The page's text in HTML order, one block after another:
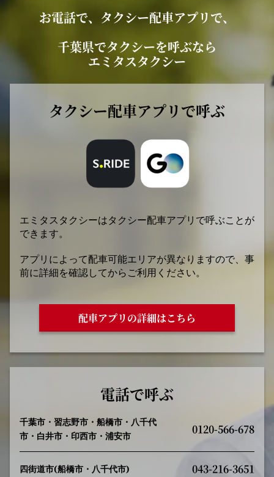
お電話で、タクシー配車アプリで、
千葉県でタクシーを呼ぶなら
エミタスタクシー
タクシー配車アプリで呼ぶ
エミタスタクシーはタクシー配車アプリで呼ぶことが
できます。
アプリによって配車可能エリアが異なりますので、事
前に詳細を確認してからご利用ください。
配車アプリの詳細はこちら
電話で呼ぶ
千葉市・習志野市・船橋市・八千代
市・白井市・印西市・浦安市
0120-566-678
四街道市(船橋市・八千代市) 043-216-3651